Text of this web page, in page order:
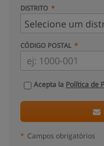
DISTRITO
CÓDIGO POSTAL
Acepta la Política de
* Campos obrigatórios